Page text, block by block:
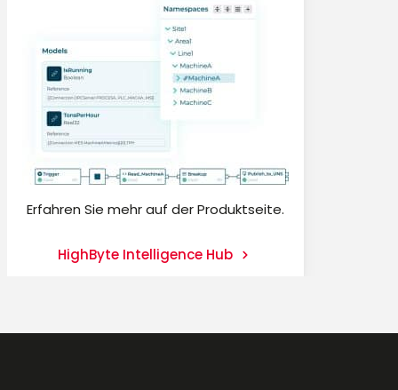
Erfahren Sie mehr auf der Produktseite.
HighByte Intelligence Hub